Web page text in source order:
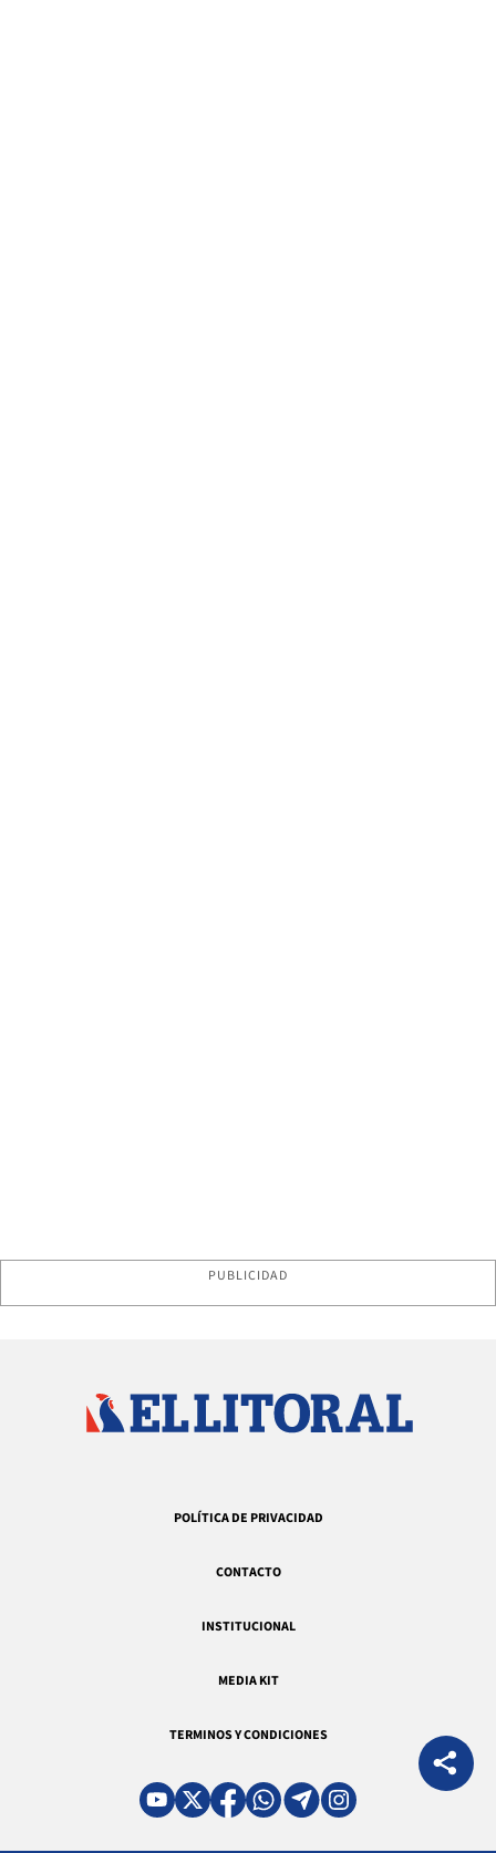
PUBLICIDAD
POLÍTICA DE PRIVACIDAD
CONTACTO
INSTITUCIONAL
MEDIA KIT
TERMINOS Y CONDICIONES